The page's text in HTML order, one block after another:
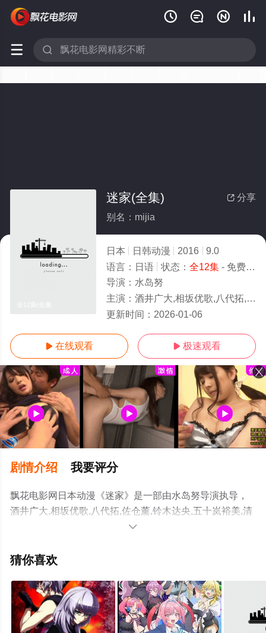
   
 
 分享
迷家(全集)
别名：mijia
日本 日韩动漫 2016
9.0
语言： 日语 状态： 全12集- 免费在线观看
导演： 水岛努
主演： 酒井广大,相坂优歌,八代拓,佐仓薰,铃木达央,五十岚裕美,清水彩香,加隈亚衣,多田好,长谷川芳明,三好晃祐,高桥伸也
更新时间： 2026-01-06
 在线观看  极速观看
剧情介绍 我要评分
飘花电影网日本动漫《迷家》是一部由水岛努导演执导，
酒井广大,相坂优歌,八代拓,佐仓薰,铃木达央,五十岚裕美,清
水彩香,加隈亚衣,多田好,长谷川芳明,三好晃祐,高桥伸也,鸣
樽助,等演员精彩演绎的日本动漫，大结局剧情已揭晓（全
花影院，更多相关信息可移步至豆瓣动漫、电视猫或剧情
网等平台了解。

猜你喜欢